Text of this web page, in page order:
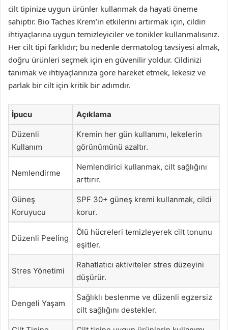
cilt tipinize uygun ürünler kullanmak da hayati öneme
sahiptir. Bio Taches Krem’in etkilerini artırmak için, cildin
ihtiyaçlarına uygun temizleyiciler ve tonikler kullanmalısınız.
Her cilt tipi farklıdır; bu nedenle dermatolog tavsiyesi almak,
doğru ürünleri seçmek için en güvenilir yoldur. Cildinizi
tanımak ve ihtiyaçlarınıza göre hareket etmek, lekesiz ve
parlak bir cilt için kritik bir adımdır.
İpucu Açıklama
Düzenli
Kullanım
Kremin her gün kullanımı, lekelerin
görünümünü azaltır.
Nemlendirme
Nemlendirici kullanmak, cilt sağlığını
arttırır.
Güneş
Koruyucu
SPF 30+ güneş kremi kullanmak, cildi
korur.
Düzenli Peeling
Ölü hücreleri temizleyerek cilt tonunu
eşitler.
Stres Yönetimi
Rahatlatıcı aktiviteler stres düzeyini
düşürür.
Dengeli Yaşam
Sağlıklı beslenme ve düzenli egzersiz
cilt sağlığını destekler.